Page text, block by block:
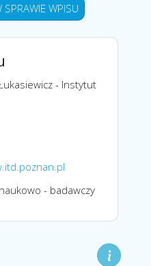
SPRAWIE WPISU
- Instytut
- badawczy